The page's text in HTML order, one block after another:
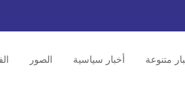
متنوعة أخبار سياسية الصور